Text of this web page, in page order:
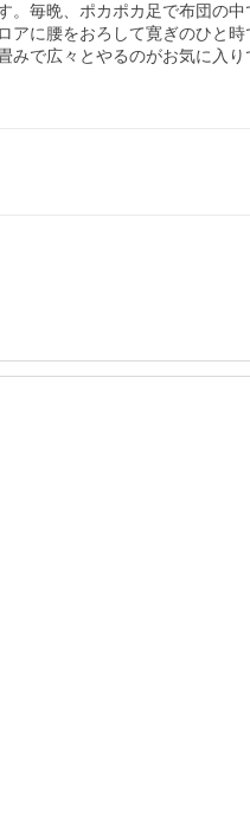
毎晩、ポカポカ足で布団の
に腰をおろして寛ぎのひと
で広々とやるのがお気に入